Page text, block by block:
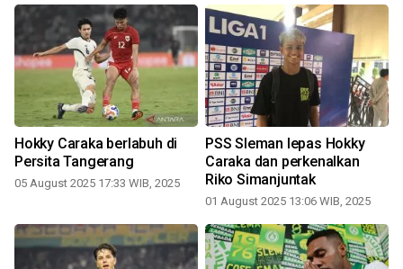
Hokky Caraka berlabuh di
Persita Tangerang
05 August 2025 17:33 WIB, 2025
PSS Sleman lepas Hokky
Caraka dan perkenalkan
Riko Simanjuntak
01 August 2025 13:06 WIB, 2025